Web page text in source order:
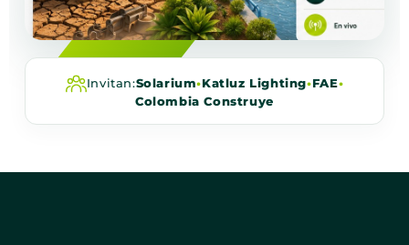
Invitan:Solarium•Katluz Lighting•FAE•
Colombia Construye